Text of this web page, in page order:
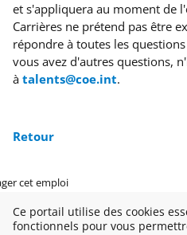
Ce portail utilise des cookies
fonctionnels pour vous
et s'appliquera au moment de
Carrières ne prétend pas être
répondre à toutes les
vous avez d'autres questions,
à talents@coe.int.
Retour
cet emploi